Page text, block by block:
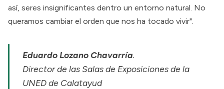
así, seres insignificantes dentro un entorno natural. No
queramos cambiar el orden que nos ha tocado vivir".
Eduardo Lozano Chavarría.
Director de las Salas de Exposiciones de la
UNED de Calatayud